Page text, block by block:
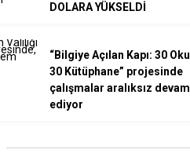
DOLARA YÜKSELDİ
“Bilgiye Açılan Kapı: 30 Okul
30 Kütüphane” projesinde
çalışmalar aralıksız devam
ediyor